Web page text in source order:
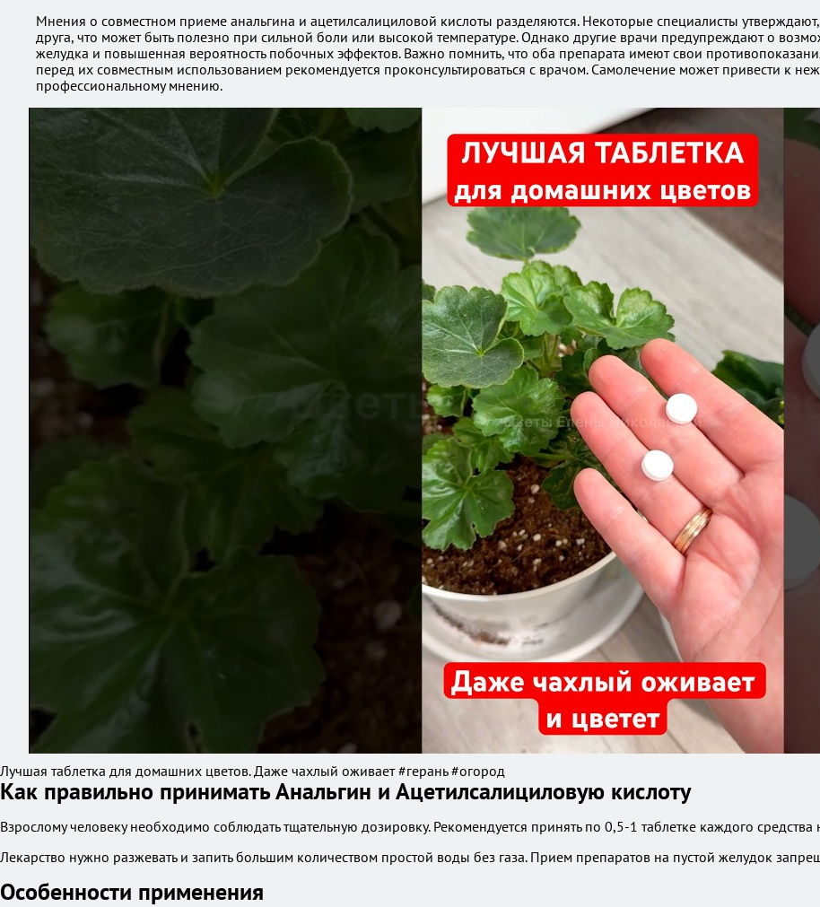
Мнения о совместном приеме анальгина и ацетилсалициловой кислоты разделяются. Некоторые специалисты утверждают,
друга, что может быть полезно при сильной боли или высокой температуре. Однако другие врачи предупреждают о
желудка и повышенная вероятность побочных эффектов. Важно помнить, что оба препарата имеют свои
перед их совместным использованием рекомендуется проконсультироваться с врачом. Самолечение может привести к
профессиональному мнению.
Лучшая таблетка для домашних цветов. Даже чахлый оживает #герань #огород
Как правильно принимать Анальгин и Ацетилсалициловую кислоту
Взрослому человеку необходимо соблюдать тщательную дозировку. Рекомендуется принять по 0,5-1 таблетке каждого средства
Лекарство нужно разжевать и запить большим количеством простой воды без газа. Прием препаратов на пустой желудок
Особенности применения